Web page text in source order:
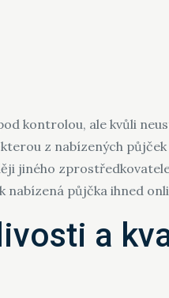
kontrolou, ale kvůli
z nabízených
jiného
nabízená půjčka ihned
a